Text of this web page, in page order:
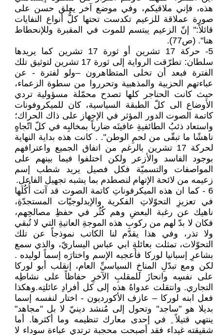
هذه، فإني ملاقيكم، وفي موضع آخر يعلق حسن على
صورة عملاقة للزعيم تكدست تحتها كلُّ أنواع النفايات
قائلاً:" إنّ الزعيم يبتسم للموت في المقبرة وللإنحطاط
هنا". (ص77).
5- حركة 17 تشرين أو ثورة 17 تشرين كما يريدها
سلطان: تطرّقت الرواية إلى ثورة 17 تشرين لتوثيق تلك
الفترة فبعد أن تخلى المتظاهرون –ولو لفترة - عن
عباءتهم الحزبية والمذهبية وتحرروا من سطوة الزعماء،
حيث كانت الحناجر كلها تصدح محمّلة مسؤولية تردي
الأوضاع الى كلّ الطبقة السياسية، كان للميكروفونات
كاتمة الصوت الدور المؤثر في الإجهاز على ذاك الحراك؛
واستعاد ذئبُ الطائفيةِ عافيتَه ضارباً بمخالبِه في كلّ اتّجاهٍ
ناهشًا ما تبقّى من لحمِ الوطن". . كانت هذه بداية النهاية
لحركة 17 تشرين بالرغم من اتفاق الجميع واعترافهم
بوجود الفاسد والأزعر ولكن اختلفوا فيما بينهم على
المواصفات والتسميّة فكل فصيل يريد شطب إسم
زعيمه من لائحة الإتهام لنصطدم بما يشبه تجهيل الفاعل.
6 - كما ان هذه الميكرفوناتِ كاتمة الصوت قد آتت أُكُلَها
في تعزيزِ التحوّلاتِ الفكرية والإيدلوجيّات المستجدّةِ،
ناهيك عن رغبة البعضِ وهم كُثُر في حفظِ مصالحِهم،
فكان لا بدّ لهم من ركوبِ هذه الموجةِ العاتيةِ التي لا تُبقي
ولا تذر، وفي هذا يقدّم لنا الكاتب نموذجاً عن تلك
التحوّلات، تمثلت بعائلةِ ابي عباس اليساريّ، والذي سمع
بشاعرِ إسبانيا لوركا فأعجبه الإسم واختارَه إسماً لوليده .
لكن ومع تبدّلِ المناخِ السياسيِّ العام، إنقلب أبو لوركا
على نفسِه وانحازَ للمقلبِ الآخرِ حفاظاً على نشاطِه
التجاري. وانتقلت عدواهُ هذه إلى كل أفرادِ عائلتِه.وهكذا
فعل ابنه لوركا – عازف الأكورديون - اختار لنفسه إسما
بديلا هو "ساجد" وتحول إلى مُنشد دينيّ لا بل "مجاهد"
ينتهي قتيلاً ِ في إحدى معارك تنظيمه وما أكثرها. أما
شقيقته غيداء فقد أصبحت محجبة ترتدي عباءة سوداء لا